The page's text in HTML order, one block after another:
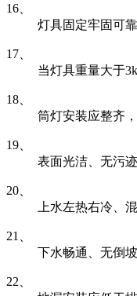
16、
灯具固定牢固可
17、
当灯具重量大于
18、
筒灯安装应整齐
19、
表面光洁、无污
20、
上水左热右冷、
21、
下水畅通、无倒
22、